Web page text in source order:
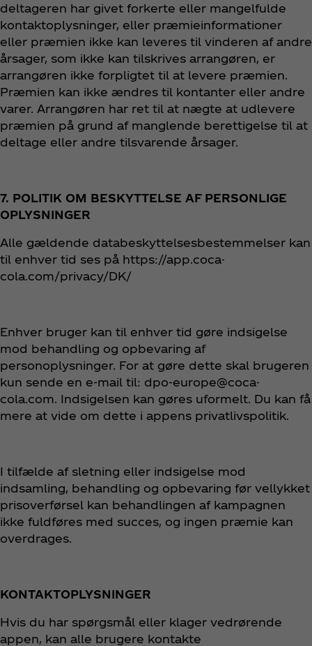
deltageren har givet forkerte eller mangelfulde
kontaktoplysninger, eller præmieinformationer
eller præmien ikke kan leveres til vinderen af andre
årsager, som ikke kan tilskrives arrangøren, er
arrangøren ikke forpligtet til at levere præmien.
Præmien kan ikke ændres til kontanter eller andre
varer. Arrangøren har ret til at nægte at udlevere
præmien på grund af manglende berettigelse til at
deltage eller andre tilsvarende årsager.
7. POLITIK OM BESKYTTELSE AF PERSONLIGE
OPLYSNINGER
Alle gældende databeskyttelsesbestemmelser kan
til enhver tid ses på https://app.coca-
cola.com/privacy/DK/
Enhver bruger kan til enhver tid gøre indsigelse
mod behandling og opbevaring af
personoplysninger. For at gøre dette skal brugeren
kun sende en e-mail til: dpo-europe@coca-
cola.com. Indsigelsen kan gøres uformelt. Du kan få
mere at vide om dette i appens privatlivspolitik.
I tilfælde af sletning eller indsigelse mod
indsamling, behandling og opbevaring før vellykket
prisoverførsel kan behandlingen af kampagnen
ikke fuldføres med succes, og ingen præmie kan
overdrages.
KONTAKTOPLYSNINGER
Hvis du har spørgsmål eller klager vedrørende
appen, kan alle brugere kontakte